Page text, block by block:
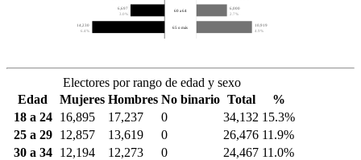
6,697
3.0%
6,000
2.7%
60 a 64
14,230
6.4%
10,919
4.9%
65 o más
Electores por rango de edad y sexo
Edad
Mujeres Hombres No binario Total
%
18 a 24
16,895 17,237 0 34,132 15.3%
25 a 29
12,857 13,619 0 26,476 11.9%
30 a 34
12,194 12,273 0 24,467 11.0%